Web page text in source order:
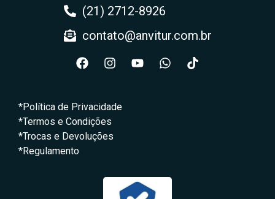
(21) 2712-8926
contato@anvitur.com.br
*Política de Privacidade
*Termos e Condições
*Trocas e Devoluções
*Regulamento